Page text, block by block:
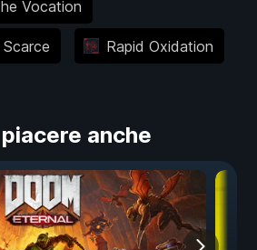
Vocation
Rapid Oxidation
anche